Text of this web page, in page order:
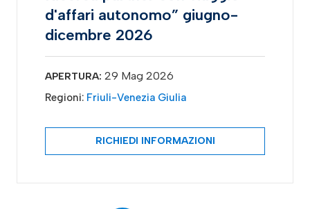
d'affari autonomo” giugno-
dicembre 2026
APERTURA: 29 Mag 2026
Regioni: Friuli-Venezia Giulia
RICHIEDI INFORMAZIONI